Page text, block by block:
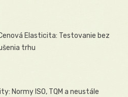
Elasticita: Testovanie bez
trhu
Normy ISO, TQM a neustále